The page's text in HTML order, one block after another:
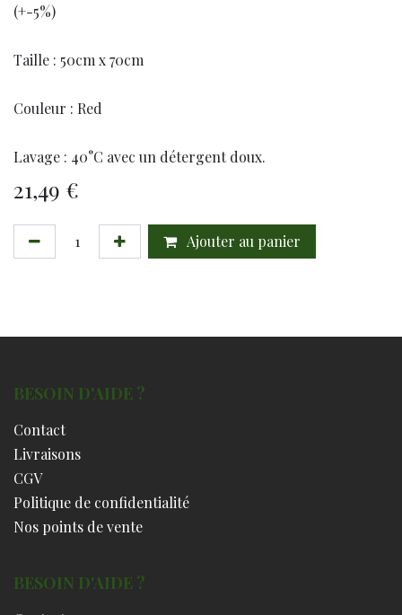
(+-5%)
Taille : 50cm x 70cm
Couleur : Red
Lavage : 40°C avec un détergent doux.
21,49 €
Ajouter au panier
BESOIN D'AIDE ?
Contact
Livraisons
CGV
Politique de confidentialité
Nos points de vente
BESOIN D'AIDE ?